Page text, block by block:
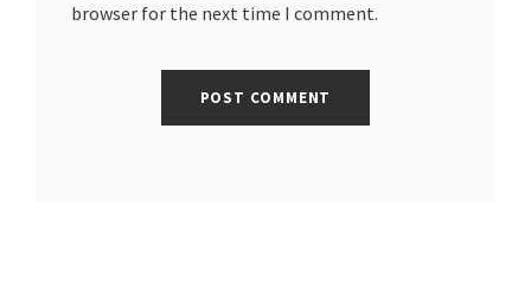
browser for the next time I comment.